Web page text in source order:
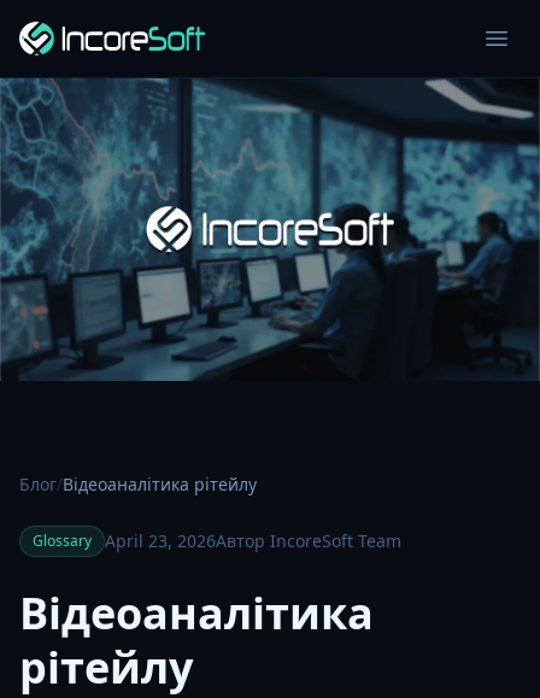
Блог/Відеоаналітика рітейлу
Glossary April 23, 2026Автор IncoreSoft Team
Відеоаналітика
рітейлу